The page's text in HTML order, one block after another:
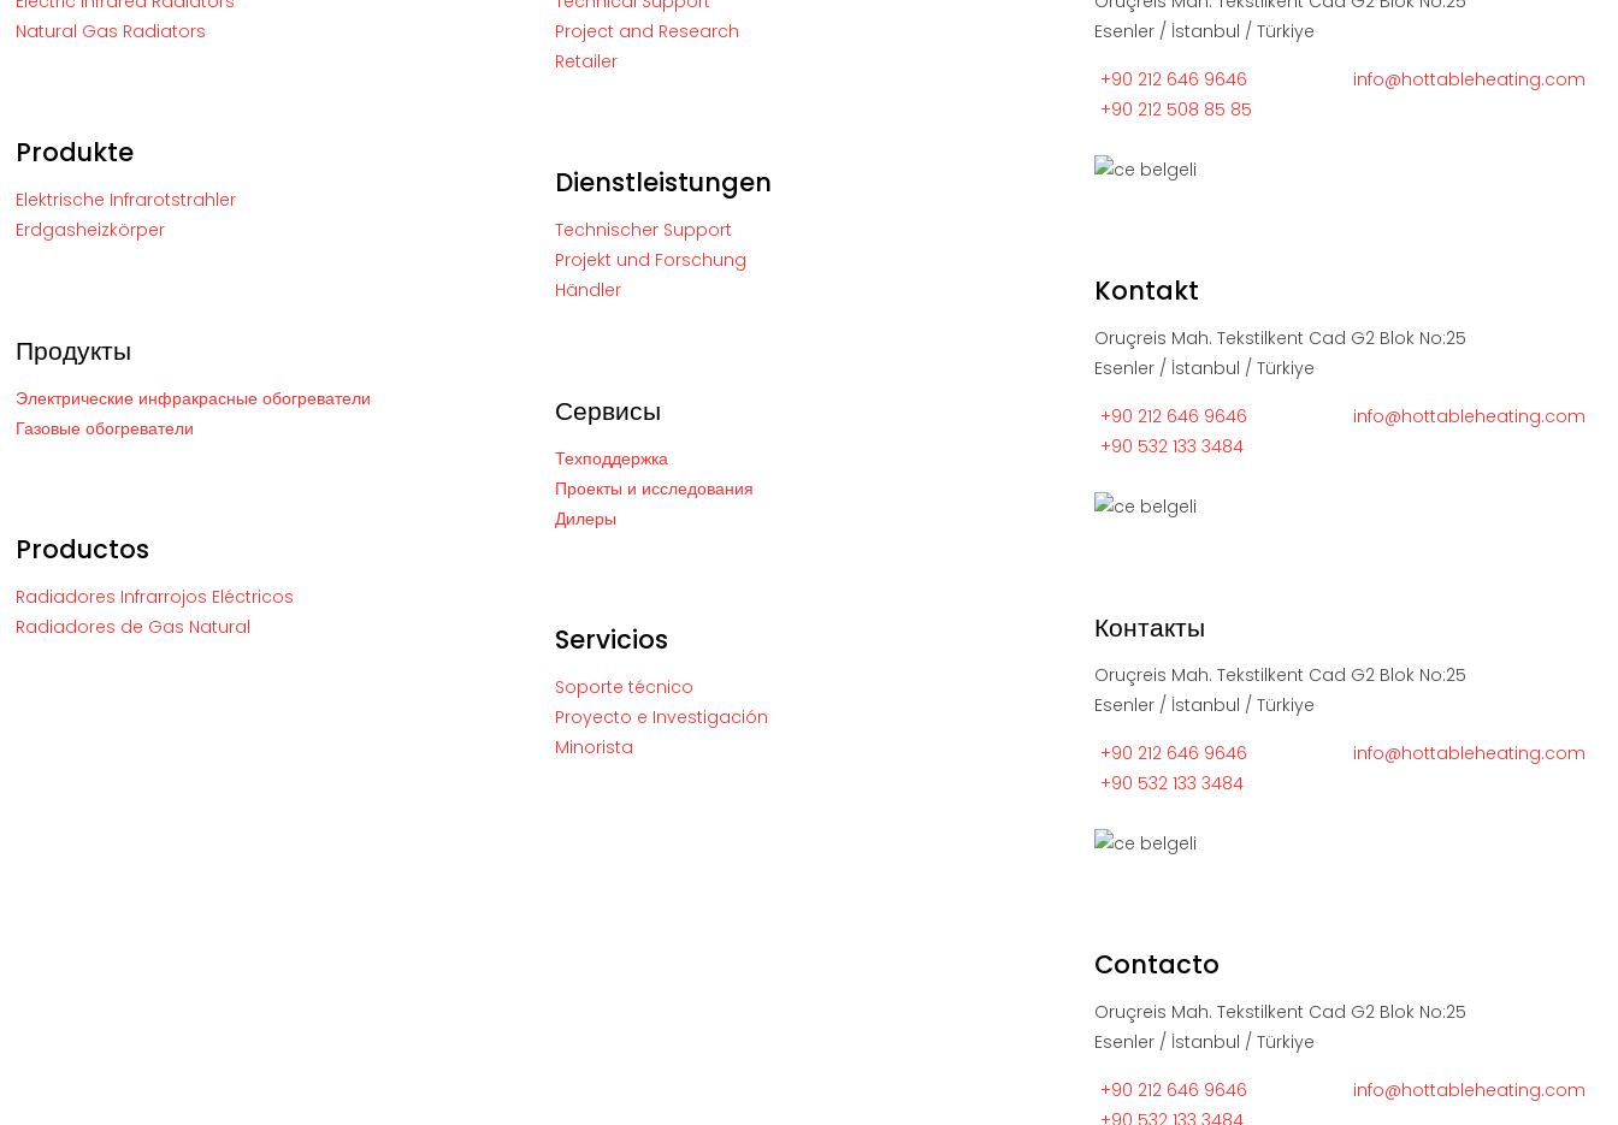
Natural Gas Radiators
Produkte
Elektrische Infrarotstrahler
Erdgasheizkörper
Продукты
Электрические инфракрасные обогреватели
Газовые обогреватели
Productos
Radiadores Infrarrojos Eléctricos
Radiadores de Gas Natural
Project and Research
Retailer
Dienstleistungen
Technischer Support
Projekt und Forschung
Händler
Сервисы
Техподдержка
Проекты и исследования
Дилеры
Servicios
Soporte técnico
Proyecto e Investigación
Minorista
Esenler / İstanbul / Türkiye
+90 212 646 9646
+90 212 508 85 85
info@hottableheating.com
Kontakt
Oruçreis Mah. Tekstilkent Cad G2 Blok No:25
Esenler / İstanbul / Türkiye
+90 212 646 9646
+90 532 133 3484
info@hottableheating.com
Контакты
Oruçreis Mah. Tekstilkent Cad G2 Blok No:25
Esenler / İstanbul / Türkiye
+90 212 646 9646
+90 532 133 3484
info@hottableheating.com
Contacto
Oruçreis Mah. Tekstilkent Cad G2 Blok No:25
Esenler / İstanbul / Türkiye
+90 212 646 9646
+90 532 133 3484
info@hottableheating.com